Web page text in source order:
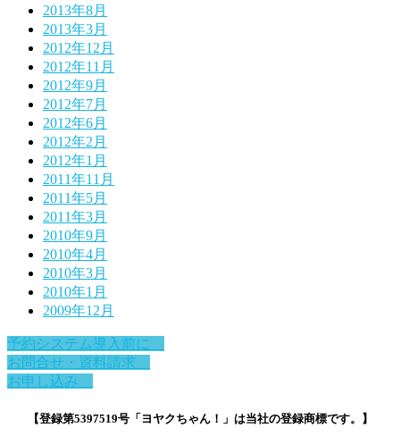
2013年8月
2013年3月
2012年12月
2012年11月
2012年9月
2012年7月
2012年6月
2012年2月
2012年1月
2011年11月
2011年5月
2011年3月
2010年9月
2010年4月
2010年3月
2010年1月
2009年12月
予約システム導入前に
お問合せ・資料請求
お申し込み
【登録第5397519号「ヨヤクちゃん！」は当社の登録商標です。】